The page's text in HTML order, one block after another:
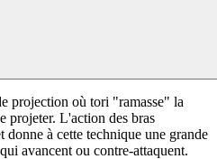
projection où tori "ramasse" la
projeter. L'action des bras
donne à cette technique une grande
avancent ou contre-attaquent.